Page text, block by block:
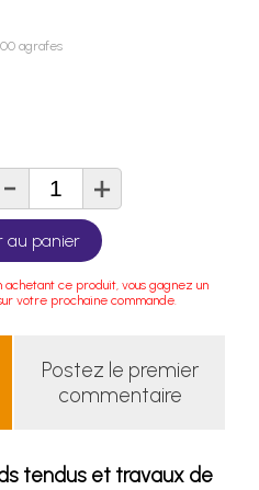
agrafes
- +
au panier
ce produit, vous gagnez un
votre prochaine commande.
Postez le premier
commentaire
tendus et travaux de